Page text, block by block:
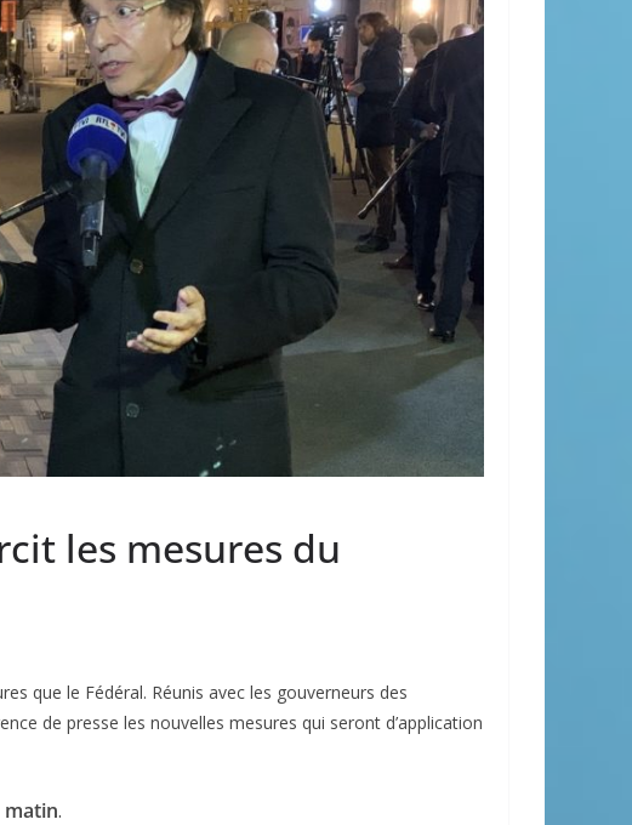
les mesures du
que le Fédéral. Réunis avec les gouverneurs des
de presse les nouvelles mesures qui seront d’application
matin.